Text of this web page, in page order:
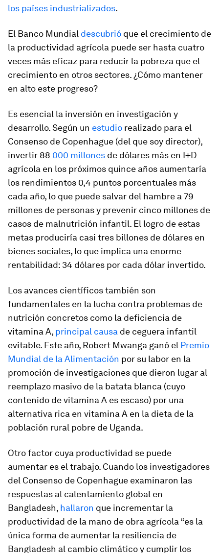
los países industrializados.
El Banco Mundial descubrió que el crecimiento de
la productividad agrícola puede ser hasta cuatro
veces más eficaz para reducir la pobreza que el
crecimiento en otros sectores. ¿Cómo mantener
en alto este progreso?
Es esencial la inversión en investigación y
desarrollo. Según un estudio realizado para el
Consenso de Copenhague (del que soy director),
invertir 88 000 millones de dólares más en I+D
agrícola en los próximos quince años aumentaría
los rendimientos 0,4 puntos porcentuales más
cada año, lo que puede salvar del hambre a 79
millones de personas y prevenir cinco millones de
casos de malnutrición infantil. El logro de estas
metas produciría casi tres billones de dólares en
bienes sociales, lo que implica una enorme
rentabilidad: 34 dólares por cada dólar invertido.
Los avances científicos también son
fundamentales en la lucha contra problemas de
nutrición concretos como la deficiencia de
vitamina A, principal causa de ceguera infantil
evitable. Este año, Robert Mwanga ganó el Premio
Mundial de la Alimentación por su labor en la
promoción de investigaciones que dieron lugar al
reemplazo masivo de la batata blanca (cuyo
contenido de vitamina A es escaso) por una
alternativa rica en vitamina A en la dieta de la
población rural pobre de Uganda.
Otro factor cuya productividad se puede
aumentar es el trabajo. Cuando los investigadores
del Consenso de Copenhague examinaron las
respuestas al calentamiento global en
Bangladesh, hallaron que incrementar la
productividad de la mano de obra agrícola “es la
única forma de aumentar la resiliencia de
Bangladesh al cambio climático y cumplir los